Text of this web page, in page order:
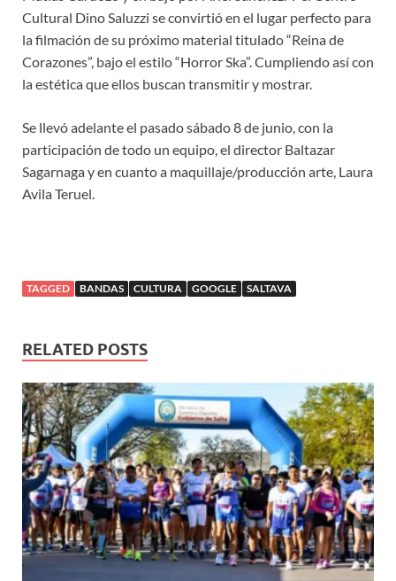
Cultural Dino Saluzzi se convirtió en el lugar perfecto para
la filmación de su próximo material titulado “Reina de
Corazones”, bajo el estilo “Horror Ska”. Cumpliendo así con
la estética que ellos buscan transmitir y mostrar.
Se llevó adelante el pasado sábado 8 de junio, con la
participación de todo un equipo, el director Baltazar
Sagarnaga y en cuanto a maquillaje/producción arte, Laura
Avila Teruel.
TAGGED BANDAS CULTURA GOOGLE SALTAVA
RELATED POSTS